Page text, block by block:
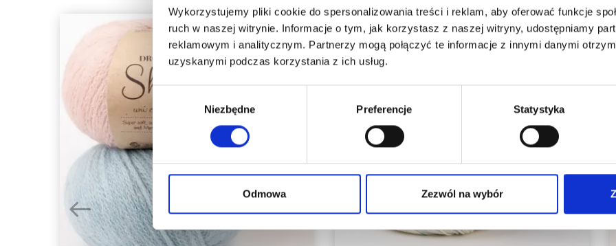
Wykorzystujemy pliki cookie do spersonalizowania treści i reklam, aby oferować funkcje
ruch w naszej witrynie. Informacje o tym, jak korzystasz z naszej witryny, udostępniamy
reklamowym i analitycznym. Partnerzy mogą połączyć te informacje z innymi danymi
uzyskanymi podczas korzystania z ich usług.
zgody
Niezbędne Preferencje Statystyka
Odmowa Zezwól na wybór